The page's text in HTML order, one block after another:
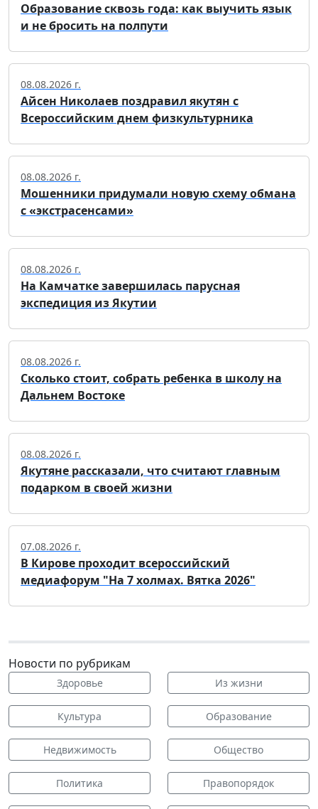
Образование сквозь года: как выучить язык
и не бросить на полпути
08.08.2026 г.
Айсен Николаев поздравил якутян с
Всероссийским днем физкультурника
08.08.2026 г.
Мошенники придумали новую схему обмана
с «экстрасенсами»
08.08.2026 г.
На Камчатке завершилась парусная
экспедиция из Якутии
08.08.2026 г.
Сколько стоит, собрать ребенка в школу на
Дальнем Востоке
08.08.2026 г.
Якутяне рассказали, что считают главным
подарком в своей жизни
07.08.2026 г.
В Кирове проходит всероссийский
медиафорум "На 7 холмах. Вятка 2026"
Новости по рубрикам
Здоровье Из жизни
Культура Образование
Недвижимость Общество
Политика Правопорядок